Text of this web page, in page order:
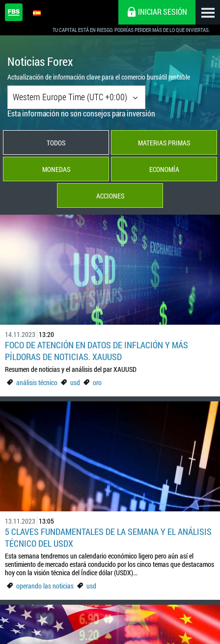
TU CAPITAL ESTÁ EN RIESGO. PODRÍAS PERDER MÁS DE LO QUE INVIERTAS.
INICIAR SESIÓN
Noticias Forex
Actualización de información clave para el comercio bursátil rentable
Western Europe Time (UTC +0:00)
Esta información no son consejos para inversión
TODOS MATERIAS PRIMAS
MONEDAS ECONOMÍA
ACCIONES
14.11.2023 13:20
FOCO DE ATENCIÓN EN DATOS DE INFLACIÓN Y MÁS
PÍLDORAS DE NOTICIAS. XAUUSD
Resumen de noticias y el análisis del par XAUUSD
análisis técnico
usd oro
13.11.2023 13:05
5 CLAVES FUNDAMENTALES DE LA SEMANA Y EL ANÁLISIS
TÉCNICO DEL USDX
Esta semana tendremos un calendario económico ligero pero aún así el
sentimiento de mercado estará conducido por los cinco temas que destacamos
hoy con la visión técnica del Índice dólar (USDX)...
operando las noticias
usd